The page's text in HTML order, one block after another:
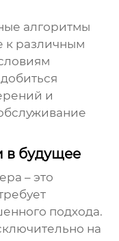
алгоритмы
к различным
и
в будущее
– это
подхода.
на